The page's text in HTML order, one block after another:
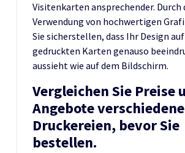
Visitenkarten ansprechender. Durch
Verwendung von hochwertigen
Sie sicherstellen, dass Ihr Design
gedruckten Karten genauso
aussieht wie auf dem Bildschirm.
Vergleichen Sie Preise
Angebote
Druckereien, bevor Sie
bestellen.